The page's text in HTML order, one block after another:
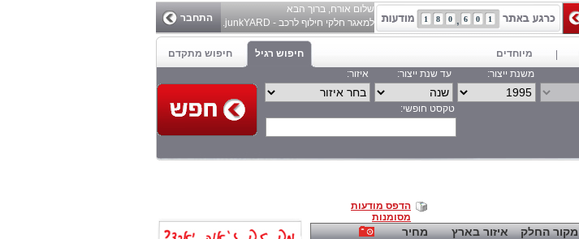
1
0
6
0
8
1
שלום אורח, ברוך הבא
למאגר חלקי חילוף לרכב - junkYARD.
התחבר
חיפוש מתקדם חיפוש רגיל
מיוחדים
משנת ייצור: עד שנת ייצור: איזור:
טקסט חופשי:
הדפס מודעות
מסומנות
מקור החלק איזור בארץ מחיר